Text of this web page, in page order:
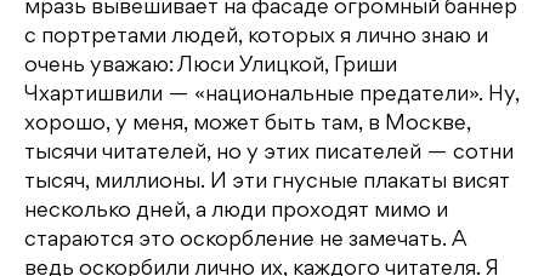
мразь вывешивает на фасаде огромный баннер
с портретами людей, которых я лично знаю и
очень уважаю: Люси Улицкой, Гриши
Чхартишвили — «национальные предатели». Ну,
хорошо, у меня, может быть там, в Москве,
тысячи читателей, но у этих писателей — сотни
тысяч, миллионы. И эти гнусные плакаты висят
несколько дней, а люди проходят мимо и
стараются это оскорбление не замечать. А
ведь оскорбили лично их, каждого читателя. Я